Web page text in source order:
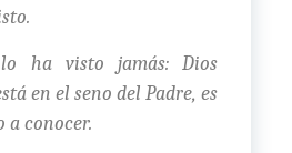
ha visto jamás: Dios
en el seno del Padre, es
a conocer.